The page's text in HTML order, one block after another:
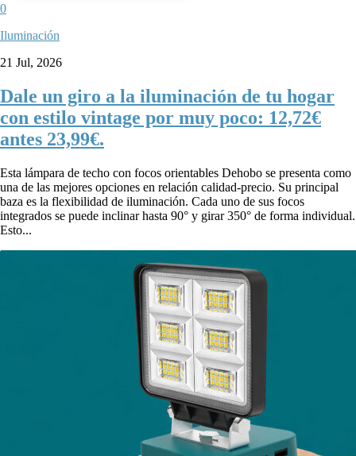
0
Iluminación
21 Jul, 2026
Dale un giro a la iluminación de tu hogar
con estilo vintage por muy poco: 12,72€
antes 23,99€.
Esta lámpara de techo con focos orientables Dehobo se presenta como
una de las mejores opciones en relación calidad-precio. Su principal
baza es la flexibilidad de iluminación. Cada uno de sus focos
integrados se puede inclinar hasta 90° y girar 350° de forma individual.
Esto...